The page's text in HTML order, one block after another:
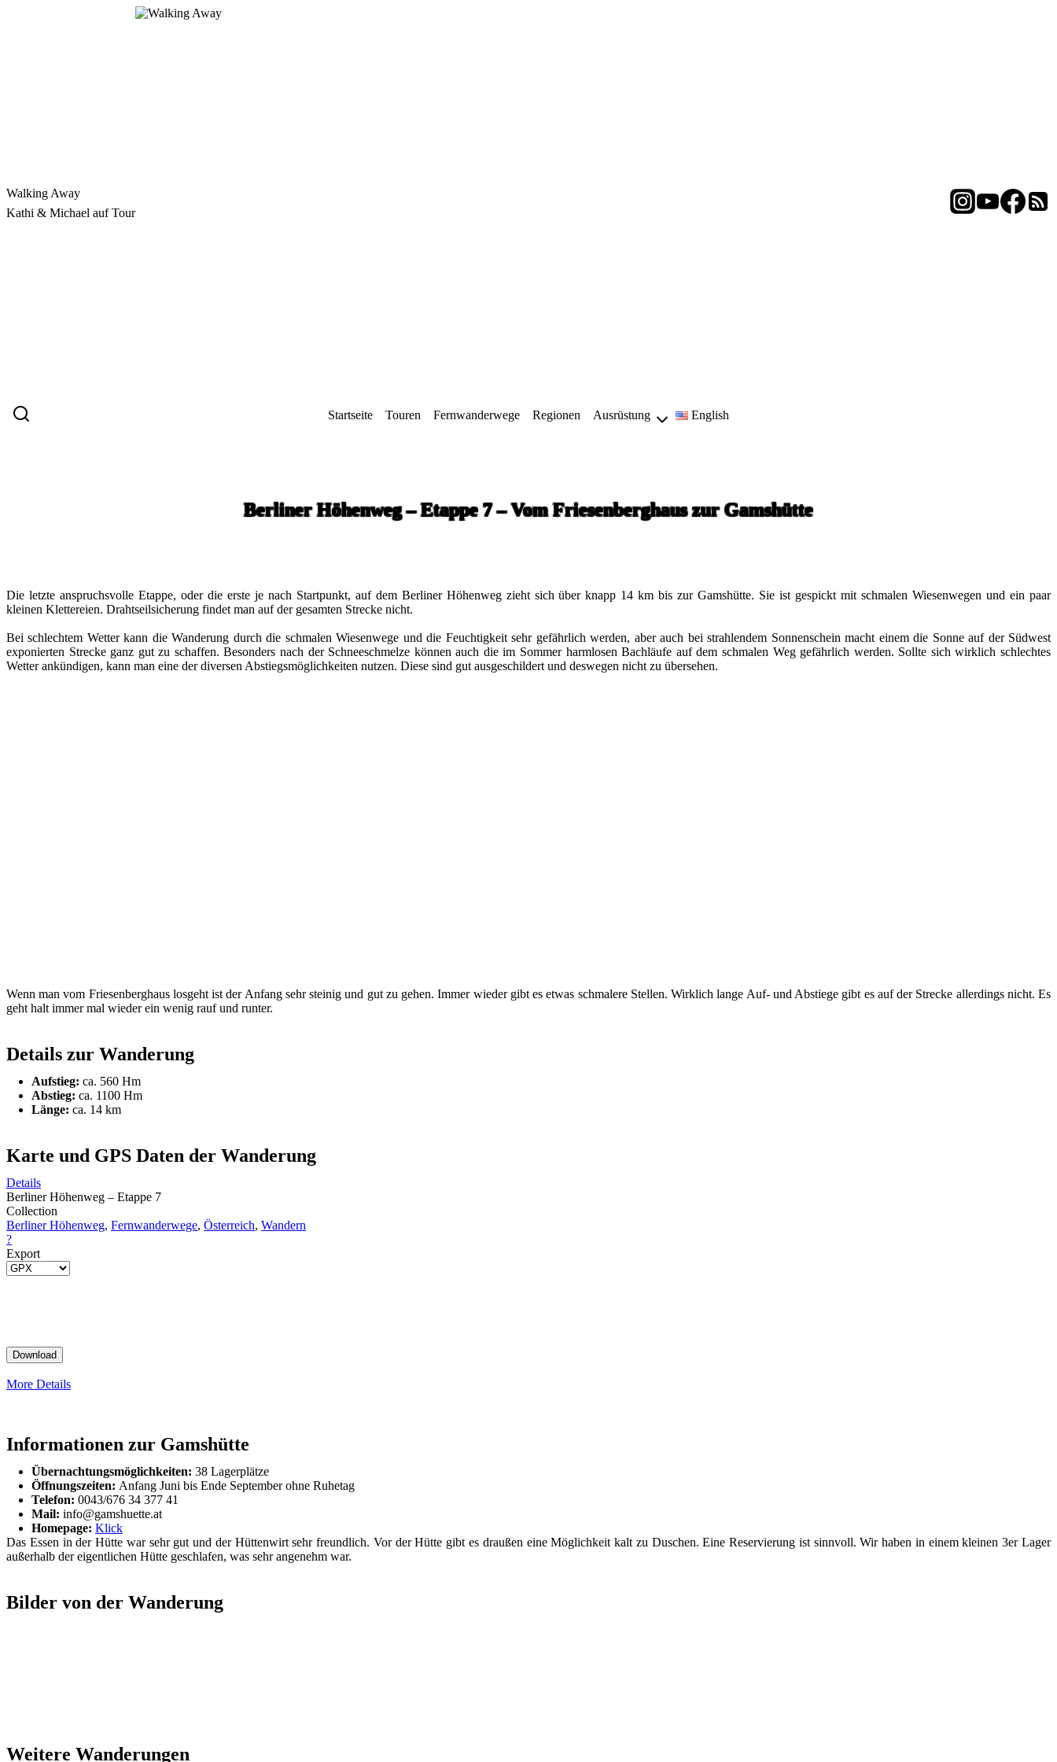
Walking Away
Kathi & Michael auf Tour
Startseite Touren Fernwanderwege Regionen Ausrüstung English
Berliner Höhenweg – Etappe 7 – Vom Friesenberghaus zur Gamshütte
Die letzte anspruchsvolle Etappe, oder die erste je nach Startpunkt, auf dem Berliner Höhenweg zieht sich über knapp 14 km bis zur Gamshütte. Sie ist gespickt mit schmalen Wiesenwegen und ein paar
kleinen Klettereien. Drahtseilsicherung findet man auf der gesamten Strecke nicht.
Bei schlechtem Wetter kann die Wanderung durch die schmalen Wiesenwege und die Feuchtigkeit sehr gefährlich werden, aber auch bei strahlendem Sonnenschein macht einem die Sonne auf der Südwest
exponierten Strecke ganz gut zu schaffen. Besonders nach der Schneeschmelze können auch die im Sommer harmlosen Bachläufe auf dem schmalen Weg gefährlich werden. Sollte sich wirklich schlechtes
Wetter ankündigen, kann man eine der diversen Abstiegsmöglichkeiten nutzen. Diese sind gut ausgeschildert und deswegen nicht zu übersehen.
Wenn man vom Friesenberghaus losgeht ist der Anfang sehr steinig und gut zu gehen. Immer wieder gibt es etwas schmalere Stellen. Wirklich lange Auf- und Abstiege gibt es auf der Strecke allerdings nicht. Es
geht halt immer mal wieder ein wenig rauf und runter.
Details zur Wanderung
Aufstieg: ca. 560 Hm
Abstieg: ca. 1100 Hm
Länge: ca. 14 km
Karte und GPS Daten der Wanderung
Details
Berliner Höhenweg – Etappe 7
Collection
Berliner Höhenweg, Fernwanderwege, Österreich, Wandern
?
Export
More Details
Informationen zur Gamshütte
Übernachtungsmöglichkeiten: 38 Lagerplätze
Öffnungszeiten: Anfang Juni bis Ende September ohne Ruhetag
Telefon: 0043/676 34 377 41
Mail: info@gamshuette.at
Homepage: Klick
Das Essen in der Hütte war sehr gut und der Hüttenwirt sehr freundlich. Vor der Hütte gibt es draußen eine Möglichkeit kalt zu Duschen. Eine Reservierung ist sinnvoll. Wir haben in einem kleinen 3er Lager
außerhalb der eigentlichen Hütte geschlafen, was sehr angenehm war.
Bilder von der Wanderung
Weitere Wanderungen